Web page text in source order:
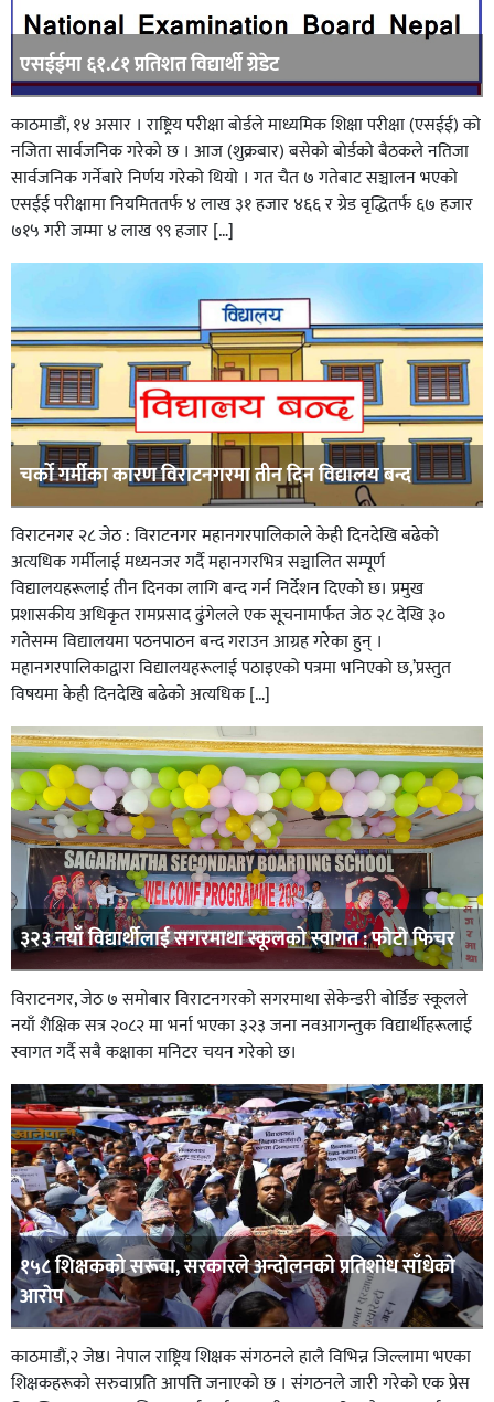
एसईईमा ६१.८१ प्रतिशत विद्यार्थी ग्रेडेट
काठमाडौं, १४ असार । राष्ट्रिय परीक्षा बोर्डले माध्यमिक शिक्षा परीक्षा (एसईई) को
नजिता सार्वजनिक गरेको छ । आज (शुक्रबार) बसेको बोर्डको बैठकले नतिजा
सार्वजनिक गर्नेबारे निर्णय गरेको थियो । गत चैत ७ गतेबाट सञ्चालन भएको
एसईई परीक्षामा नियमिततर्फ ४ लाख ३१ हजार ४६६ र ग्रेड वृद्धितर्फ ६७ हजार
७१५ गरी जम्मा ४ लाख ९९ हजार […]
चर्को गर्मीका कारण विराटनगरमा तीन दिन विद्यालय बन्द
विराटनगर २८ जेठ : विराटनगर महानगरपालिकाले केही दिनदेखि बढेको
अत्यधिक गर्मीलाई मध्यनजर गर्दै महानगरभित्र सञ्चालित सम्पूर्ण
विद्यालयहरूलाई तीन दिनका लागि बन्द गर्न निर्देशन दिएको छ। प्रमुख
प्रशासकीय अधिकृत रामप्रसाद ढुंगेलले एक सूचनामार्फत जेठ २८ देखि ३०
गतेसम्म विद्यालयमा पठनपाठन बन्द गराउन आग्रह गरेका हुन् ।
महानगरपालिकाद्वारा विद्यालयहरूलाई पठाइएको पत्रमा भनिएको छ,’प्रस्तुत
विषयमा केही दिनदेखि बढेको अत्यधिक […]
३२३ नयाँ विद्यार्थीलाई सगरमाथा स्कूलको स्वागत : फाेटाे फिचर
विराटनगर, जेठ ७ समाेबार विराटनगरको सगरमाथा सेकेन्डरी बोर्डिङ स्कूलले
नयाँ शैक्षिक सत्र २०८२ मा भर्ना भएका ३२३ जना नवआगन्तुक विद्यार्थीहरूलाई
स्वागत गर्दै सबै कक्षाका मनिटर चयन गरेको छ।
१५८ शिक्षकको सरूवा, सरकारले अन्दाेलनकाे प्रतिशाेध साँधेकाे
आराेप
काठमाडौं,२ जेष्ठ। नेपाल राष्ट्रिय शिक्षक संगठनले हालै विभिन्न जिल्लामा भएका
शिक्षकहरूको सरुवाप्रति आपत्ति जनाएको छ । संगठनले जारी गरेको एक प्रेस